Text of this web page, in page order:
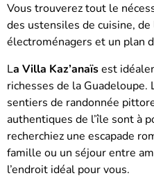
Vous trouverez tout le
des ustensiles de cuisine,
électroménagers et un plan
La Villa Kaz’anaïsest
richesses de la Guadeloupe.
sentiers de randonnée
authentiques de l’île sont à
recherchiez une escapade
famille ou un séjour entre
l’endroit idéal pour vous.